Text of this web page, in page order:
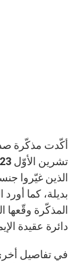
الذين غيّروا
بديلة، كما
المذكّرة وقّعها
دائرة عقيدة
في تفاصيل